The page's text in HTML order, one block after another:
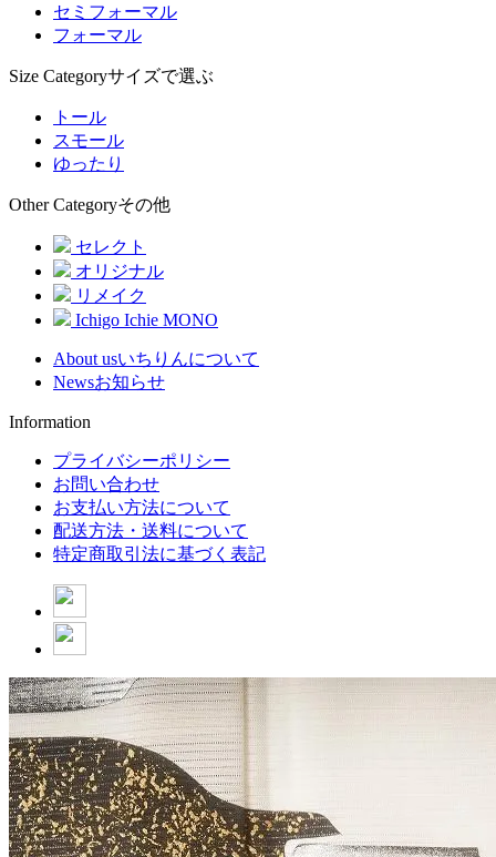
セミフォーマル
フォーマル
Size Categoryサイズで選ぶ
トール
スモール
ゆったり
Other Categoryその他
セレクト
オリジナル
リメイク
Ichigo Ichie MONO
About usいちりんについて
Newsお知らせ
Information
プライバシーポリシー
お問い合わせ
お支払い方法について
配送方法・送料について
特定商取引法に基づく表記